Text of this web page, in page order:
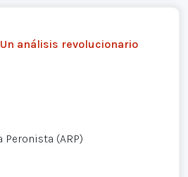
análisis revolucionario
(ARP)